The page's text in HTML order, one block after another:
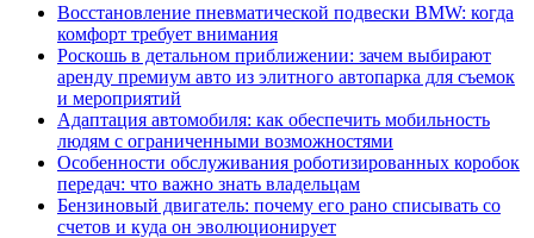
Восстановление пневматической подвески BMW: когда
комфорт требует внимания
Роскошь в детальном приближении: зачем выбирают
аренду премиум авто из элитного автопарка для съемок
и мероприятий
Адаптация автомобиля: как обеспечить мобильность
людям с ограниченными возможностями
Особенности обслуживания роботизированных коробок
передач: что важно знать владельцам
Бензиновый двигатель: почему его рано списывать со
счетов и куда он эволюционирует